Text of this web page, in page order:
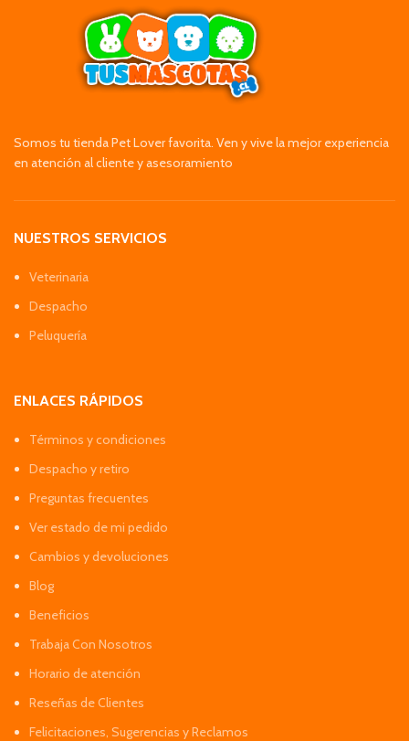
Somos tu tienda Pet Lover favorita. Ven y vive la mejor experiencia
en atención al cliente y asesoramiento
NUESTROS SERVICIOS
Veterinaria
Despacho
Peluquería
ENLACES RÁPIDOS
Términos y condiciones
Despacho y retiro
Preguntas frecuentes
Ver estado de mi pedido
Cambios y devoluciones
Blog
Beneficios
Trabaja Con Nosotros
Horario de atención
Reseñas de Clientes
Felicitaciones, Sugerencias y Reclamos